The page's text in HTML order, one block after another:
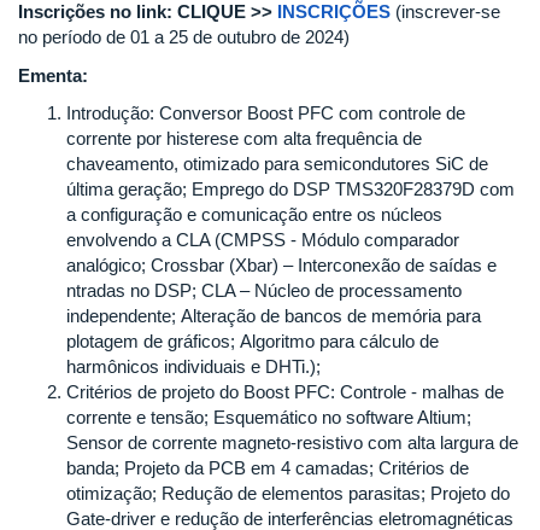
Inscrições no link: CLIQUE >> INSCRIÇÕES (inscrever-se
no período de 01 a 25 de outubro de 2024)
Ementa:
Introdução: Conversor Boost PFC com controle de
corrente por histerese com alta frequência de
chaveamento, otimizado para semicondutores SiC de
última geração; Emprego do DSP TMS320F28379D com
a configuração e comunicação entre os núcleos
envolvendo a CLA (CMPSS - Módulo comparador
analógico; Crossbar (Xbar) – Interconexão de saídas e
ntradas no DSP; CLA – Núcleo de processamento
independente; Alteração de bancos de memória para
plotagem de gráficos; Algoritmo para cálculo de
harmônicos individuais e DHTi.);
Critérios de projeto do Boost PFC: Controle - malhas de
corrente e tensão; Esquemático no software Altium;
Sensor de corrente magneto-resistivo com alta largura de
banda; Projeto da PCB em 4 camadas; Critérios de
otimização; Redução de elementos parasitas; Projeto do
Gate-driver e redução de interferências eletromagnéticas